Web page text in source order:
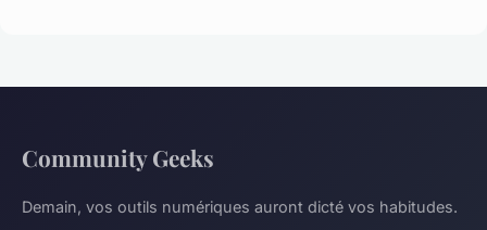
Community Geeks
Demain, vos outils numériques auront dicté vos habitudes.